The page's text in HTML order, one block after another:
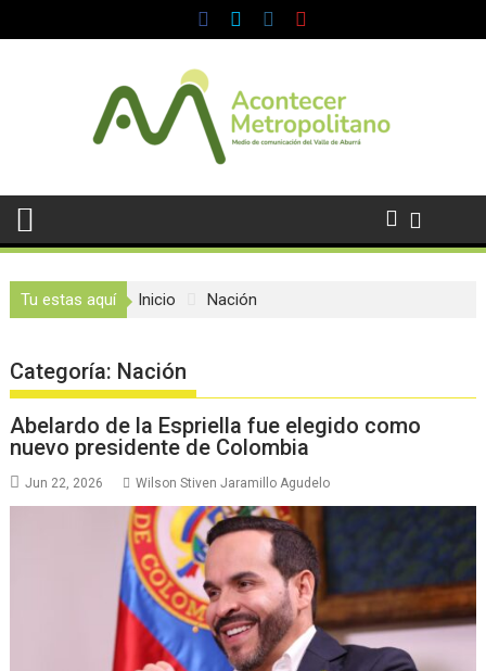
al
Tu estas aquí Inicio Nación
Categoría: Nación
Abelardo de la Espriella fue elegido como
nuevo presidente de Colombia
Jun 22, 2026 Wilson Stiven Jaramillo Agudelo